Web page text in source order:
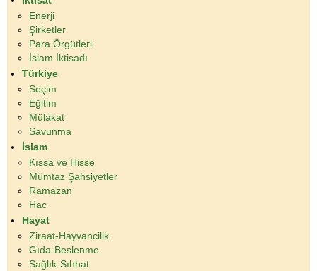
Enerji
Şirketler
Para Örgütleri
İslam İktisadı
Türkiye
Seçim
Eğitim
Mülakat
Savunma
İslam
Kıssa ve Hisse
Mümtaz Şahsiyetler
Ramazan
Hac
Hayat
Ziraat-Hayvancilik
Gıda-Beslenme
Sağlık-Sıhhat